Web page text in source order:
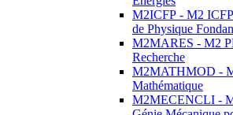
M2ICFP - M2
de Physique
M2MARES - M2
Recherche
M2MATHMOD -
Mathématique
M2MECENCLI -